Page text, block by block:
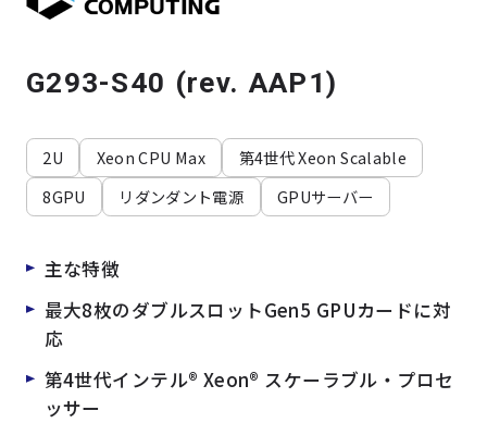
よくある質問
サポート
会社案内
G293-S40 (rev. AAP1)
2U Xeon CPU Max
第4世代 Xeon Scalable
8GPU
リダンダント電源 GPUサーバー
主な特徴
最大8枚のダブルスロットGen5 GPUカードに対
応
第4世代インテル® Xeon® スケーラブル・プロセ
ッサー